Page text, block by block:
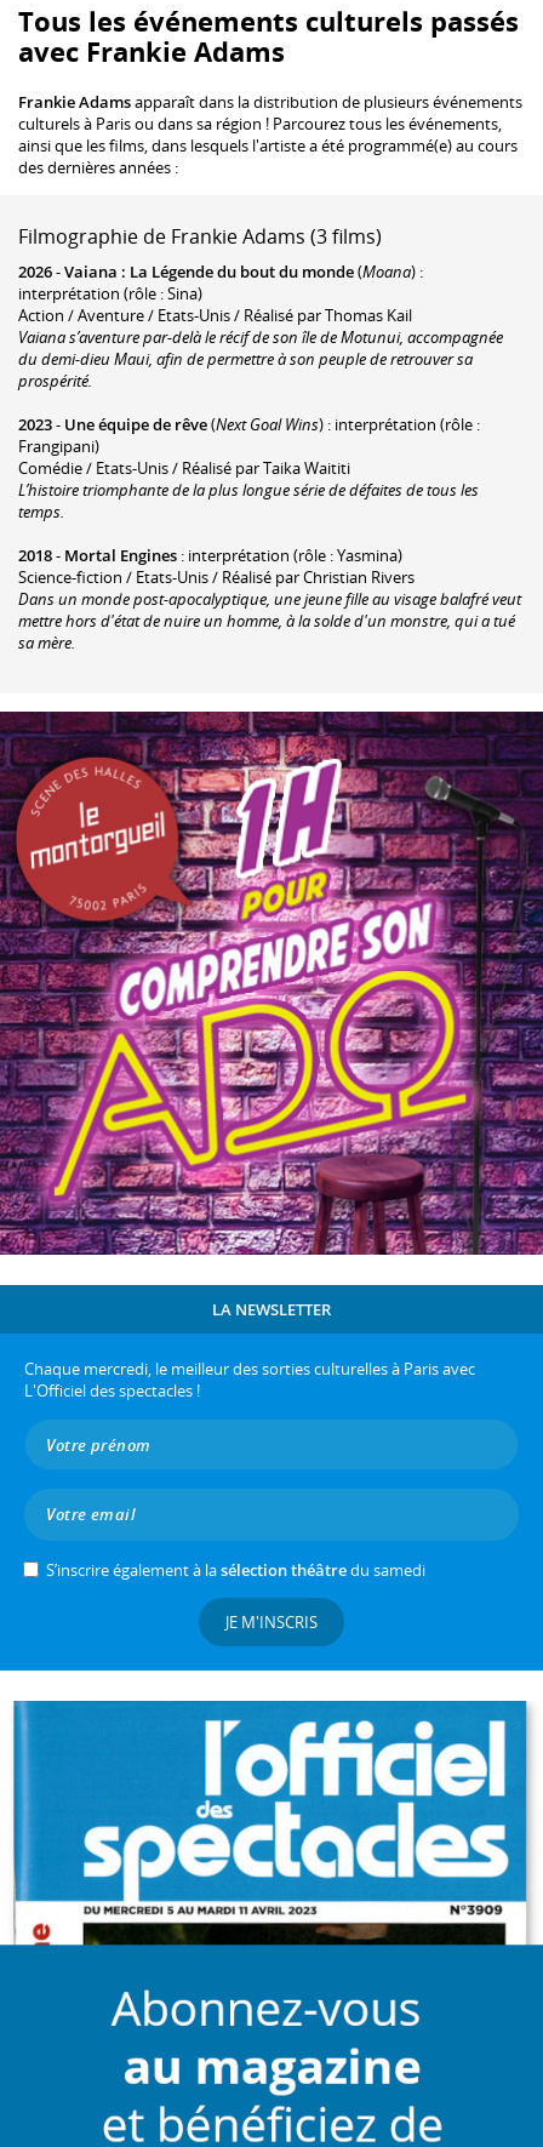
Tous les événements culturels passés
avec Frankie Adams
Frankie Adamsapparaît dans la distribution de plusieurs événements
culturels à Paris ou dans sa région ! Parcourez tous les événements,
ainsi que les films, dans lesquels l'artiste a été programmé(e) au cours
des dernières années :
Filmographie de Frankie Adams (3 films)
2026-Vaiana : La Légende du bout du monde(Moana) :
interprétation (rôle : Sina)
Action / Aventure / Etats-Unis / Réalisé par Thomas Kail
Vaiana s’aventure par-delà le récif de son île de Motunui, accompagnée
du demi-dieu Maui, afin de permettre à son peuple de retrouver sa
prospérité.
2023- Une équipe de rêve(Next Goal Wins) : interprétation (rôle :
Frangipani)
Comédie / Etats-Unis / Réalisé par Taika Waititi
L’histoire triomphante de la plus longue série de défaites de tous les
temps.
2018- Mortal Engines : interprétation (rôle : Yasmina)
Science-fiction / Etats-Unis / Réalisé par Christian Rivers
Dans un monde post-apocalyptique, une jeune fille au visage balafré veut
mettre hors d'état de nuire un homme, à la solde d'un monstre, qui a tué
sa mère.
LA NEWSLETTER
Chaque mercredi, le meilleur des sorties culturelles à Paris avec
L'Officiel des spectacles !
S’inscrire également à lasélection théâtredu samedi
JE M'INSCRIS